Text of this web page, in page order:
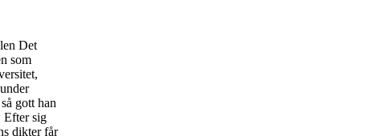
Det
som
gott han
Efter sig
dikter får